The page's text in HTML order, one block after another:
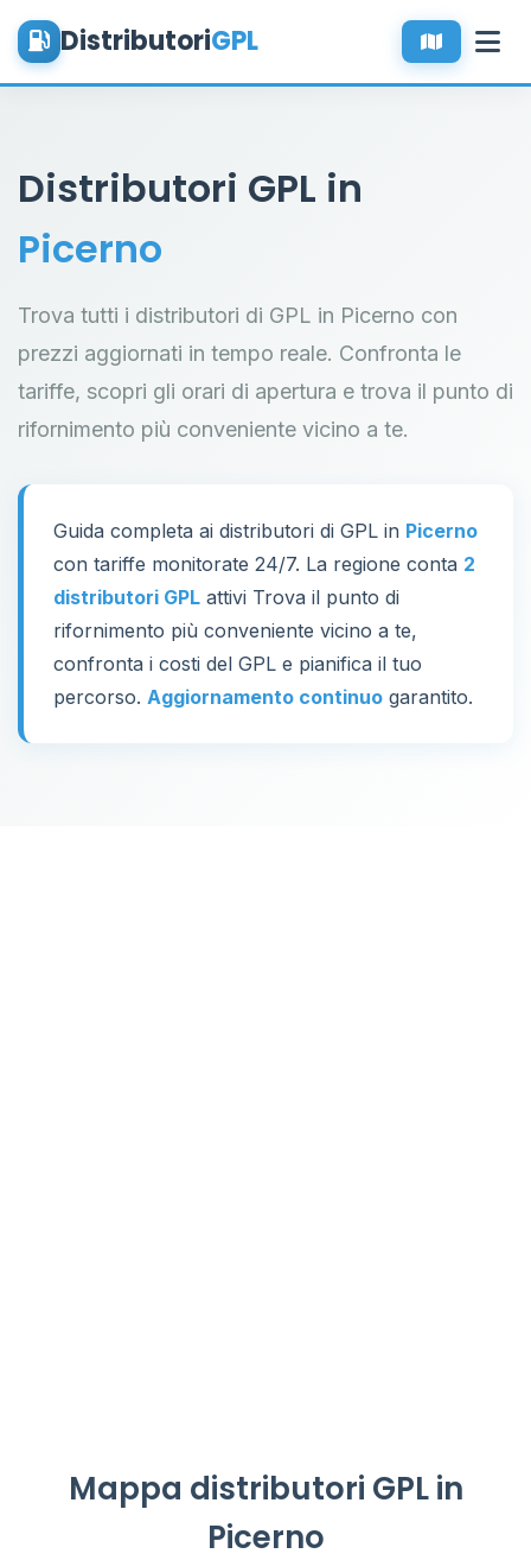
DistributoriGPL
Distributori GPL in
Picerno
Trova tutti i distributori di GPL in Picerno con
prezzi aggiornati in tempo reale. Confronta le
tariffe, scopri gli orari di apertura e trova il punto di
rifornimento più conveniente vicino a te.
Guida completa ai distributori di GPL in Picerno
con tariffe monitorate 24/7. La regione conta 2
distributori GPL attivi Trova il punto di
rifornimento più conveniente vicino a te,
confronta i costi del GPL e pianifica il tuo
percorso. Aggiornamento continuo garantito.
Mappa distributori GPL in
Picerno